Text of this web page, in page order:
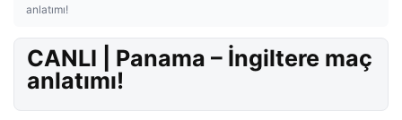
anlatımı!
CANLI | Panama – İngiltere maç
anlatımı!